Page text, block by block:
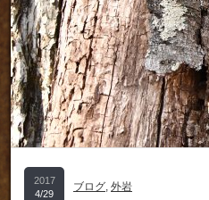
2017
4/29
ブログ, 外岩